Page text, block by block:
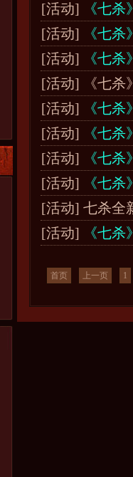
[活动]
《七
[活动]
《七
[活动]
《七
[活动] 《七杀
[活动]
《七
[活动]
《七
[活动]
《七
[活动]
《七
[活动] 七杀全
[活动]
《七
首页 上一页 1